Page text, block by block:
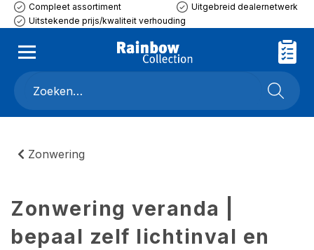
Compleet assortiment
Uitgebreid dealernetwerk
Uitstekende prijs/kwaliteit verhouding
Zonwering
Zonwering veranda |
bepaal zelf lichtinval en